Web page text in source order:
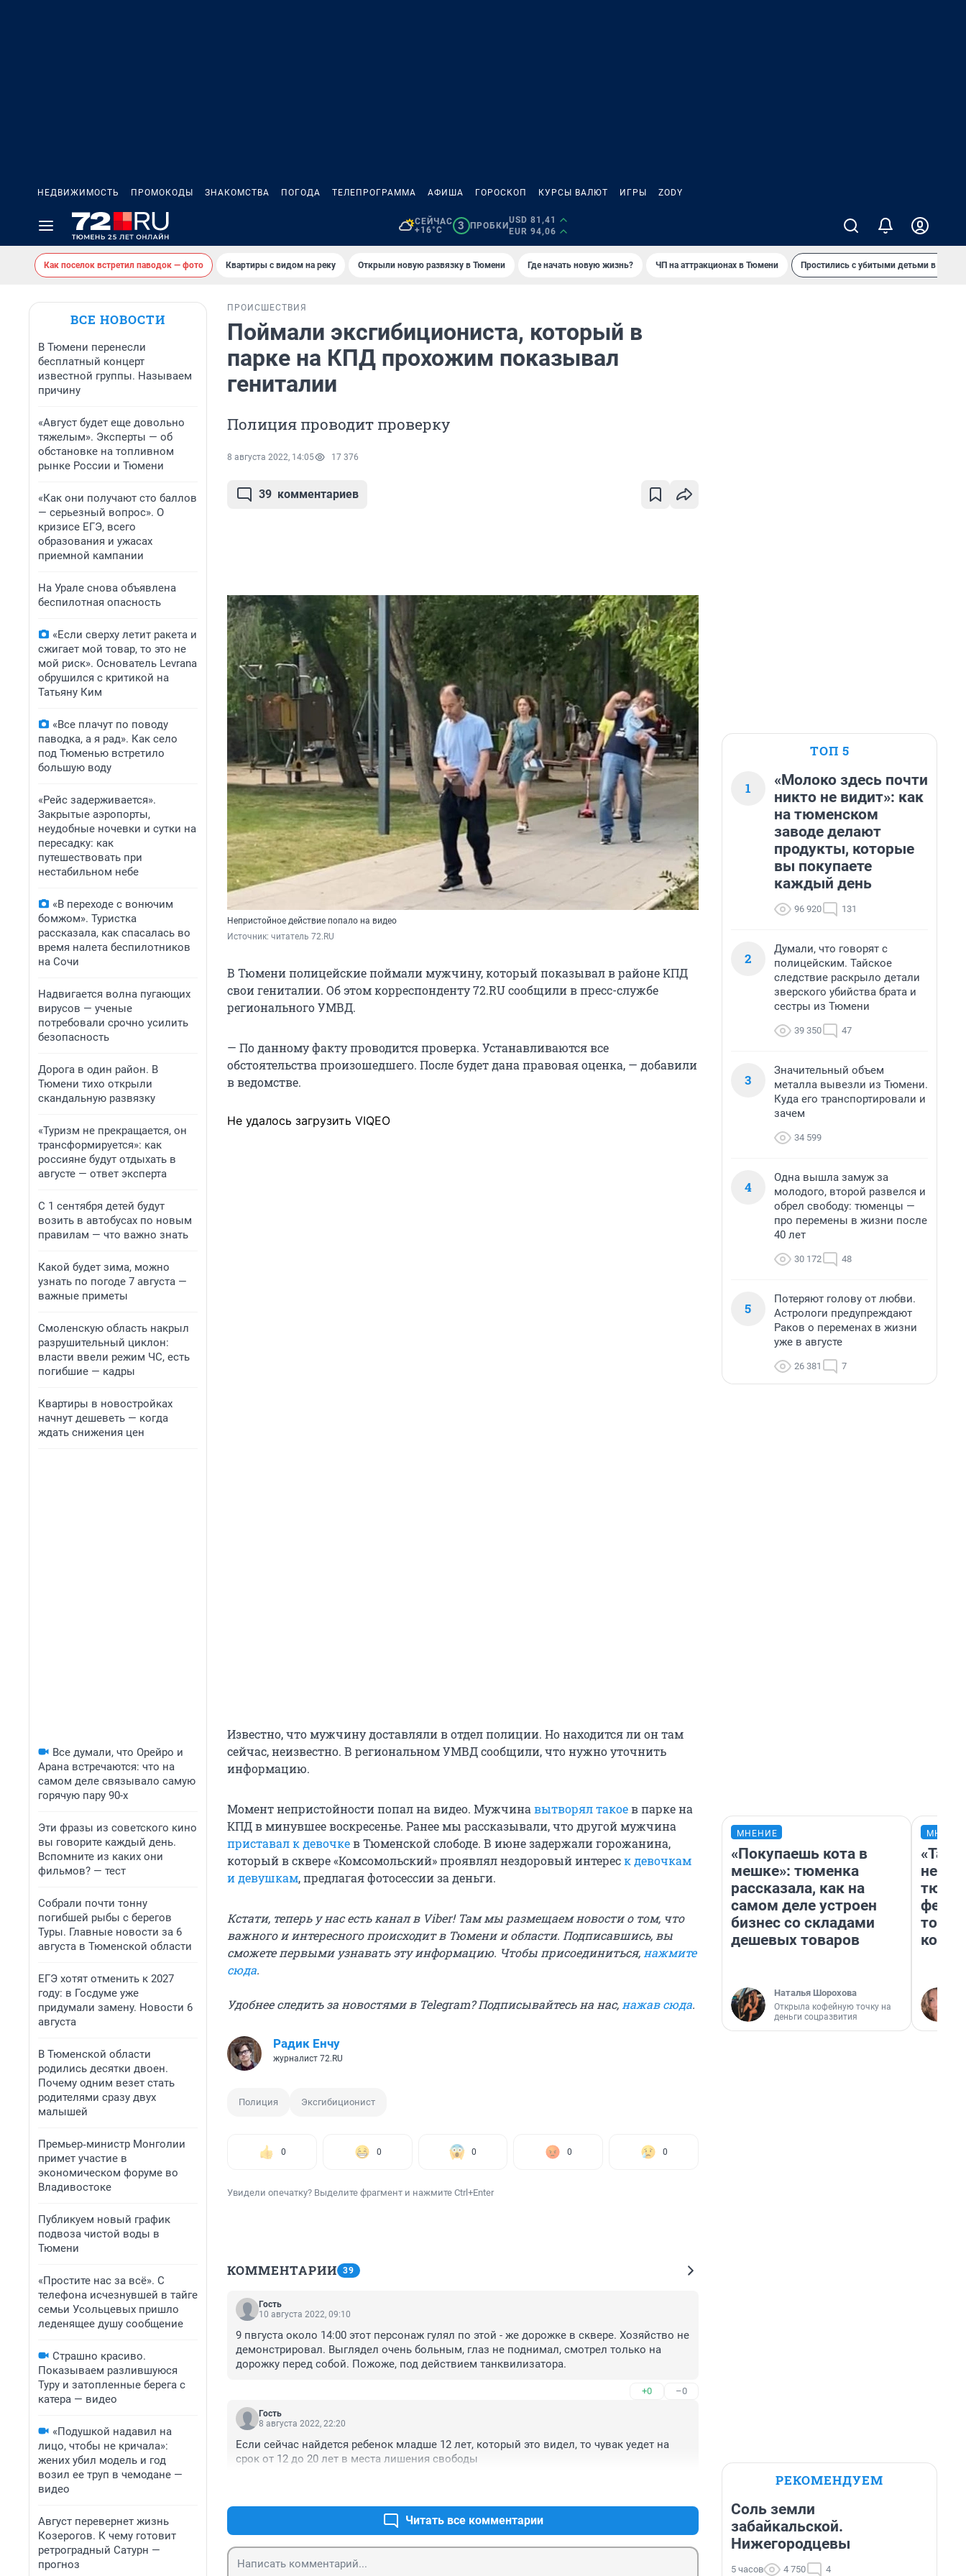
НЕДВИЖИМОСТЬ ПРОМОКОДЫ ЗНАКОМСТВА ПОГОДА ТЕЛЕПРОГРАММА АФИША ГОРОСКОП КУРСЫ ВАЛЮТ ИГРЫ ZODY
СЕЙЧАС
+16°C
3 ПРОБКИ
USD 81,41
EUR 94,06
Как поселок встретил паводок — фото Квартиры с видом на реку Открыли новую развязку в Тюмени Где начать новую жизнь? ЧП на аттракционах в Тюмени Простились с убитыми детьми в
ВСЕ НОВОСТИ
В Тюмени перенесли
бесплатный концерт
известной группы. Называем
причину
«Август будет еще довольно
тяжелым». Эксперты — об
обстановке на топливном
рынке России и Тюмени
«Как они получают сто баллов
— серьезный вопрос». О
кризисе ЕГЭ, всего
образования и ужасах
приемной кампании
На Урале снова объявлена
беспилотная опасность
«Если сверху летит ракета и
сжигает мой товар, то это не
мой риск». Основатель Levrana
обрушился с критикой на
Татьяну Ким
«Все плачут по поводу
паводка, а я рад». Как село
под Тюменью встретило
большую воду
«Рейс задерживается».
Закрытые аэропорты,
неудобные ночевки и сутки на
пересадку: как
путешествовать при
нестабильном небе
«В переходе с вонючим
бомжом». Туристка
рассказала, как спасалась во
время налета беспилотников
на Сочи
Надвигается волна пугающих
вирусов — ученые
потребовали срочно усилить
безопасность
Дорога в один район. В
Тюмени тихо открыли
скандальную развязку
«Туризм не прекращается, он
трансформируется»: как
россияне будут отдыхать в
августе — ответ эксперта
С 1 сентября детей будут
возить в автобусах по новым
правилам — что важно знать
Какой будет зима, можно
узнать по погоде 7 августа —
важные приметы
Смоленскую область накрыл
разрушительный циклон:
власти ввели режим ЧС, есть
погибшие — кадры
Квартиры в новостройках
начнут дешеветь — когда
ждать снижения цен
Все думали, что Орейро и
Арана встречаются: что на
самом деле связывало самую
горячую пару 90-х
Эти фразы из советского кино
вы говорите каждый день.
Вспомните из каких они
фильмов? — тест
Собрали почти тонну
погибшей рыбы с берегов
Туры. Главные новости за 6
августа в Тюменской области
ЕГЭ хотят отменить к 2027
году: в Госдуме уже
придумали замену. Новости 6
августа
В Тюменской области
родились десятки двоен.
Почему одним везет стать
родителями сразу двух
малышей
Премьер‑министр Монголии
примет участие в
экономическом форуме во
Владивостоке
Публикуем новый график
подвоза чистой воды в
Тюмени
«Простите нас за всё». С
телефона исчезнувшей в тайге
семьи Усольцевых пришло
леденящее душу сообщение
Страшно красиво.
Показываем разлившуюся
Туру и затопленные берега с
катера — видео
«Подушкой надавил на
лицо, чтобы не кричала»:
жених убил модель и год
возил ее труп в чемодане —
видео
Август перевернет жизнь
Козерогов. К чему готовит
ретроградный Сатурн —
прогноз
ПРОИСШЕСТВИЯ
Поймали эксгибициониста, который в
парке на КПД прохожим показывал
гениталии
Полиция проводит проверку
8 августа 2022, 14:05 17 376
39 комментариев
Непристойное действие попало на видео
Источник: читатель 72.RU
В Тюмени полицейские поймали мужчину, который показывал в районе КПД
свои гениталии. Об этом корреспонденту 72.RU сообщили в пресс-службе
регионального УМВД.
— По данному факту проводится проверка. Устанавливаются все
обстоятельства произошедшего. После будет дана правовая оценка, — добавили
в ведомстве.
Не удалось загрузить VIQEO
Известно, что мужчину доставляли в отдел полиции. Но находится ли он там
сейчас, неизвестно. В региональном УМВД сообщили, что нужно уточнить
информацию.
Момент непристойности попал на видео. Мужчина вытворял такоев парке на
КПД в минувшее воскресенье. Ранее мы рассказывали, что другой мужчина
приставал к девочкев Тюменской слободе. В июне задержали горожанина,
который в сквере «Комсомольский» проявлял нездоровый интереск девочкам
и девушкам, предлагая фотосессии за деньги.
Кстати, теперь у нас есть канал в Viber! Там мы размещаем новости о том, что
важного и интересного происходит в Тюмени и области. Подписавшись, вы
сможете первыми узнавать эту информацию. Чтобы присоединиться, нажмите
сюда.
Удобнее следить за новостями в Telegram? Подписывайтесь на нас, нажав сюда.
Радик Енчу
журналист 72.RU
Полиция Эксгибиционист
0 0 0 0 0
Увидели опечатку? Выделите фрагмент и нажмите Ctrl+Enter
КОММЕНТАРИИ 39
Гость
10 августа 2022, 09:10
9 пвгуста около 14:00 этот персонаж гулял по этой - же дорожке в сквере. Хозяйство не
демонстрировал. Выглядел очень больным, глаз не поднимал, смотрел только на
дорожку перед собой. Пожоже, под действием танквилизатора.
+0 –0
Гость
8 августа 2022, 22:20
Если сейчас найдется ребенок младше 12 лет, который это видел, то чувак уедет на
срок от 12 до 20 лет в места лишения свободы
Читать все комментарии
ТОП 5
1
«Молоко здесь почти
никто не видит»: как
на тюменском
заводе делают
продукты, которые
вы покупаете
каждый день
96 920 131
2
Думали, что говорят с
полицейским. Тайское
следствие раскрыло детали
зверского убийства брата и
сестры из Тюмени
39 350 47
3
Значительный объем
металла вывезли из Тюмени.
Куда его транспортировали и
зачем
34 599
4
Одна вышла замуж за
молодого, второй развелся и
обрел свободу: тюменцы —
про перемены в жизни после
40 лет
30 172 48
5
Потеряют голову от любви.
Астрологи предупреждают
Раков о переменах в жизни
уже в августе
26 381 7
МНЕНИЕ
«Покупаешь кота в
мешке»: тюменка
рассказала, как на
самом деле устроен
бизнес со складами
дешевых товаров
Наталья Шорохова
Открыла кофейную точку на
деньги соцразвития
не
РЕКОМЕНДУЕМ
Соль земли
забайкальской.
Нижегородцевы
5 часов 4 750 4